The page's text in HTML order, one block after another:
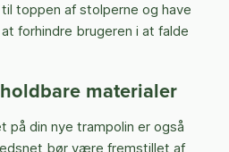
toppen af stolperne og have
forhindre brugeren i at falde
materialer
på din nye trampolin er også
bør være fremstillet af